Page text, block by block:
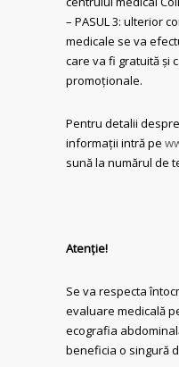
– PASUL 3: ulterior
medicale se va
care va fi gratuită și
promoționale.
Pentru detalii
informații intră pe
sună la numărul de
Atenție!
Se va respecta
evaluare medicală
ecografia
beneficia o singură